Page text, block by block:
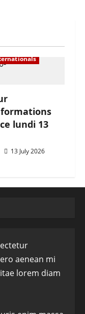
lundi 13
13 July 2026
aenean mi
lorem diam